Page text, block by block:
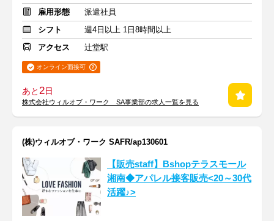
雇用形態
派遣社員
シフト
週4日以上 1日8時間以上
アクセス
辻堂駅
オンライン面接可
あと2日
株式会社ウィルオブ・ワーク SA事業部の求人一覧を見る
(株)ウィルオブ・ワーク SAFR/ap130601
【販売staff】Bshopテラスモール
湘南◆アパレル接客販売<20～30代
活躍♪>